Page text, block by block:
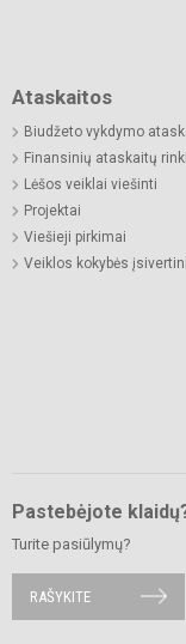
Ataskaitos
Biudžeto vykdymo
Finansinių ataskaitų
Lėšos veiklai viešinti
Projektai
Viešieji pirkimai
Veiklos kokybės
Pastebėjote
Turite pasiūlymų?
RAŠYKITE